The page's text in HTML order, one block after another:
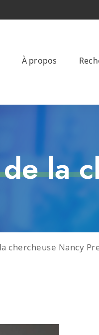
À propos
la
chercheuse Nancy